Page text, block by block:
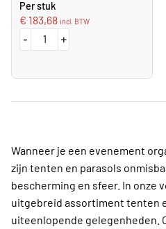
Per stuk
€ 183,68 incl. BTW
- +
Wanneer je een evenement
zijn tenten en parasols
bescherming en sfeer. In onze
uitgebreid assortiment tenten
uiteenlopende gelegenheden.